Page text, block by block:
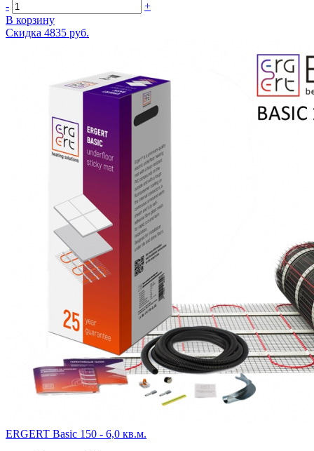
-
+
В корзину
Скидка 4835 руб.
ERGERT Basic 150 - 6,0 кв.м.